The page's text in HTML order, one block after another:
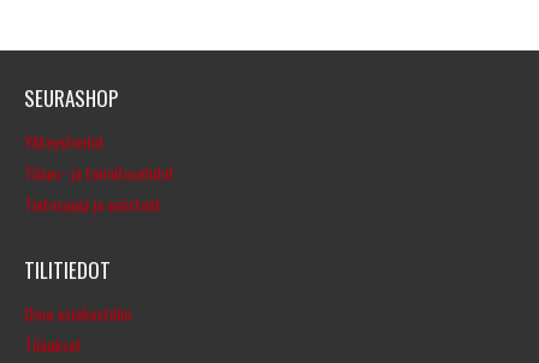
SEURASHOP
Yhteystiedot
Tilaus- ja toimitusehdot
Tietosuoja ja evästeet
TILITIEDOT
Oma asiakastilini
Tilaukset